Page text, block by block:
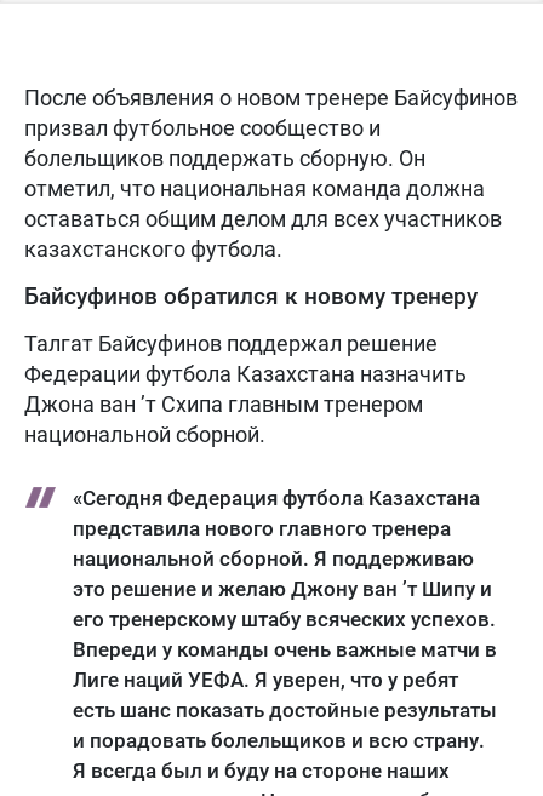
После объявления о новом тренере Байсуфинов
призвал футбольное сообщество и
болельщиков поддержать сборную. Он
отметил, что национальная команда должна
оставаться общим делом для всех участников
казахстанского футбола.
Байсуфинов обратился к новому тренеру
Талгат Байсуфинов поддержал решение
Федерации футбола Казахстана назначить
Джона ван ’т Схипа главным тренером
национальной сборной.
«Сегодня Федерация футбола Казахстана
представила нового главного тренера
национальной сборной. Я поддерживаю
это решение и желаю Джону ван ’т Шипу и
его тренерскому штабу всяческих успехов.
Впереди у команды очень важные матчи в
Лиге наций УЕФА. Я уверен, что у ребят
есть шанс показать достойные результаты
и порадовать болельщиков и всю страну.
Я всегда был и буду на стороне наших